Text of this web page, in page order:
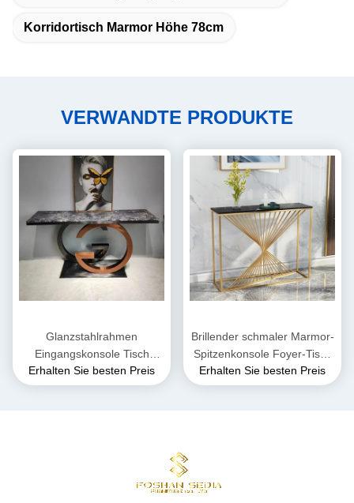
Korridortisch Marmor Höhe 78cm
VERWANDTE PRODUKTE
Glanzstahlrahmen
Eingangskonsole Tisch
Rechteck Höhe 78cm
Erhalten Sie besten Preis
Brillender schmaler Marmor-
Spitzenkonsole Foyer-Tisch
Breite 45cm
Erhalten Sie besten Preis